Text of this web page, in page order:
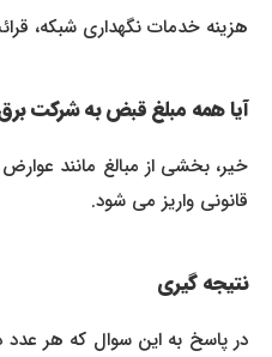
هزینه خدمات نگهداری شبکه،
آیا همه مبلغ قبض به شرکت برق
خیر، بخشی از مبالغ مانند عوارض
قانونی واریز می شود.
نتیجه گیری
در پاسخ به این سوال که هر عدد در